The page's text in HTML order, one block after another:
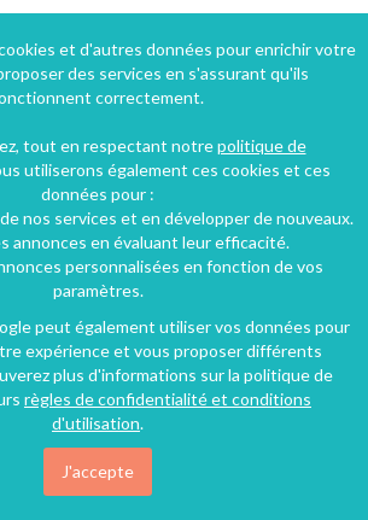
Gîte à poule les Echarmeaux dans le haut beaujolais en région rhône alpes avec spa et vue dégagée
km), Rhône, Rhône-Alpes, Auvergne-Rhône-Alpes, France
et d'autres données pour enrichir votre
des services en s'assurant qu'ils
correctement.
tout en respectant notrepolitique de
utiliserons également ces cookies et ces
données pour :
nos services et en développer de nouveaux.
annonces en évaluant leur efficacité.
personnalisées en fonction de vos
paramètres.
peut également utiliser vos données pour
expérience et vous proposer différents
plus d'informations sur la politique de
règles de confidentialité et conditions
d'utilisation.
J'accepte